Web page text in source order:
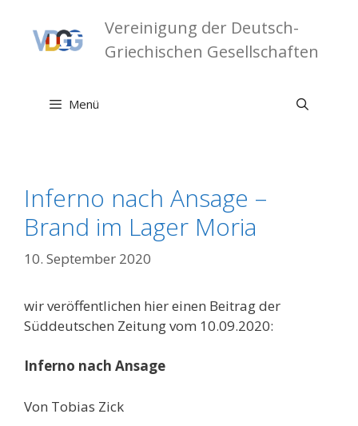
Inhalt
springen
Vereinigung der Deutsch-
Griechischen Gesellschaften
Menü
Inferno nach Ansage –
Brand im Lager Moria
10. September 2020
wir veröffentlichen hier einen Beitrag der
Süddeutschen Zeitung vom 10.09.2020:
Inferno nach Ansage
Von Tobias Zick